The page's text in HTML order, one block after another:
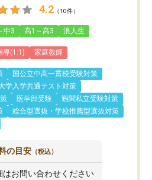
4.2 （10件）
中3 高1～高3 浪人生
導(1:1) 家庭教師
国公立中高一貫校受験対策
学入学共通テスト対策
医学部受験
難関私立受験対策
総合型選抜・学校推薦型選抜対策
の目安 （税込）
はお問い合わせください